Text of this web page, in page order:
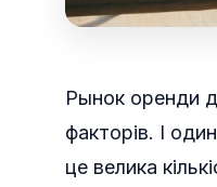
Рынок оренди
факторів. І
це велика